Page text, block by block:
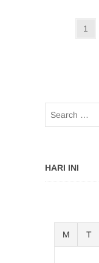
Page
1
HARI INI
M T